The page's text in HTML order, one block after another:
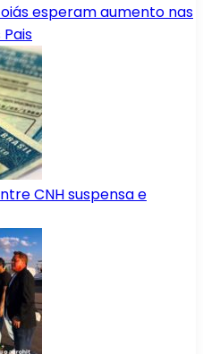
esperam aumento nas
CNH suspensa e